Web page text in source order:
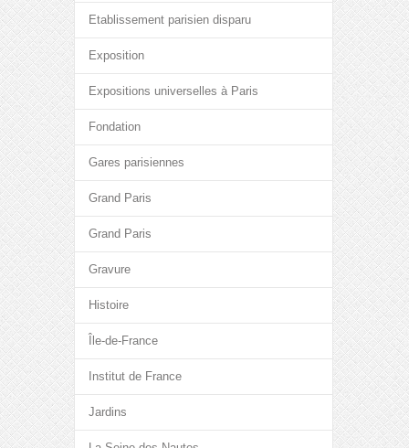
Etablissement parisien disparu
Exposition
Expositions universelles à Paris
Fondation
Gares parisiennes
Grand Paris
Grand Paris
Gravure
Histoire
Île-de-France
Institut de France
Jardins